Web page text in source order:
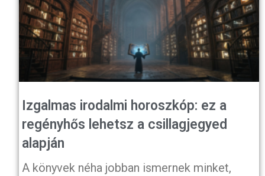
Izgalmas irodalmi horoszkóp: ez a
regényhős lehetsz a csillagjegyed
alapján
A könyvek néha jobban ismernek minket,